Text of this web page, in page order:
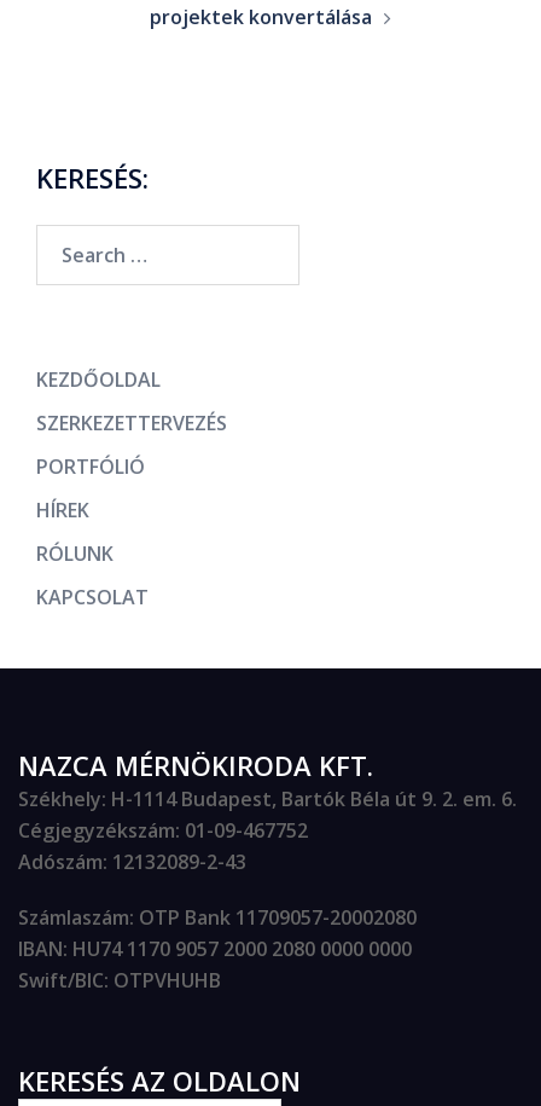
projektek konvertálása
KERESÉS:
KEZDŐOLDAL
SZERKEZETTERVEZÉS
PORTFÓLIÓ
HÍREK
RÓLUNK
KAPCSOLAT
NAZCA MÉRNÖKIRODA KFT.
Székhely: H-1114 Budapest, Bartók Béla út 9. 2. em. 6.
Cégjegyzékszám: 01-09-467752
Adószám: 12132089-2-43
Számlaszám: OTP Bank 11709057-20002080
IBAN: HU74 1170 9057 2000 2080 0000 0000
Swift/BIC: OTPVHUHB
KERESÉS AZ OLDALON